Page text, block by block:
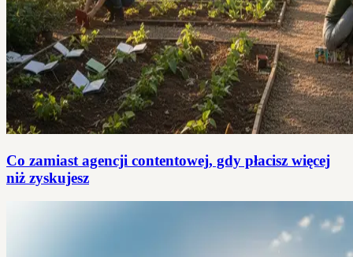
Co zamiast agencji contentowej, gdy płacisz więcej
niż zyskujesz